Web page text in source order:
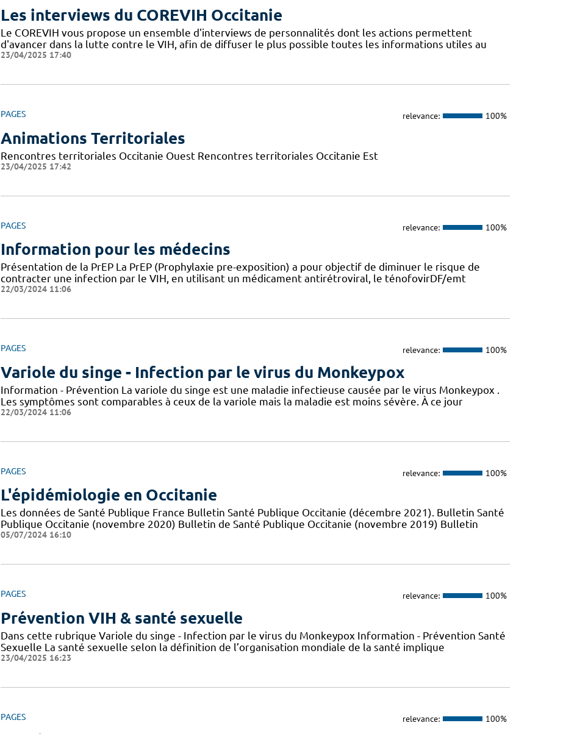
Les interviews du COREVIH Occitanie
Le COREVIH vous propose un ensemble d'interviews de personnalités dont les actions permettent
d'avancer dans la lutte contre le VIH, afin de diffuser le plus possible toutes les informations utiles au
23/04/2025 17:40
PAGES relevance: 100%
Animations Territoriales
Rencontres territoriales Occitanie Ouest Rencontres territoriales Occitanie Est
23/04/2025 17:42
PAGES relevance: 100%
Information pour les médecins
Présentation de la PrEP La PrEP (Prophylaxie pre-exposition) a pour objectif de diminuer le risque de
contracter une infection par le VIH, en utilisant un médicament antirétroviral, le ténofovirDF/emt
22/03/2024 11:06
PAGES relevance: 100%
Variole du singe - Infection par le virus du Monkeypox
Information - Prévention La variole du singe est une maladie infectieuse causée par le virus Monkeypox .
Les symptômes sont comparables à ceux de la variole mais la maladie est moins sévère. À ce jour
22/03/2024 11:06
PAGES relevance: 100%
L'épidémiologie en Occitanie
Les données de Santé Publique France Bulletin Santé Publique Occitanie (décembre 2021). Bulletin Santé
Publique Occitanie (novembre 2020) Bulletin de Santé Publique Occitanie (novembre 2019) Bulletin
05/07/2024 16:10
PAGES relevance: 100%
Prévention VIH & santé sexuelle
Dans cette rubrique Variole du singe - Infection par le virus du Monkeypox Information - Prévention Santé
Sexuelle La santé sexuelle selon la définition de l’organisation mondiale de la santé implique
23/04/2025 16:23
PAGES relevance: 100%